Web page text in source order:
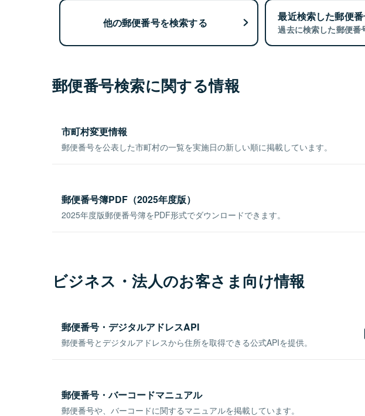
他の郵便番号を検索する 最近検索した郵便
過去に検索した郵便番
郵便番号検索に関する情報
市町村変更情報
郵便番号を公表した市町村の一覧を実施日の新しい順に掲載しています。
郵便番号簿PDF（2025年度版）
2025年度版郵便番号簿をPDF形式でダウンロードできます。
ビジネス・法人のお客さま向け情報
郵便番号・デジタルアドレスAPI
郵便番号とデジタルアドレスから住所を取得できる公式APIを提供。
郵便番号・バーコードマニュアル
郵便番号や、バーコードに関するマニュアルを掲載しています。